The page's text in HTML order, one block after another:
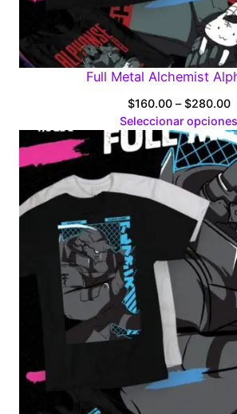
Full Metal Alchemist
$160.00 – $280.00
Seleccionar opciones